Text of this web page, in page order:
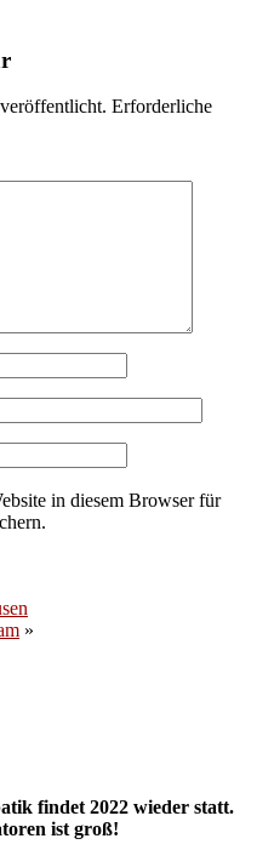
Erforderliche
in diesem Browser für
»
findet 2022 wieder statt.
ist groß!